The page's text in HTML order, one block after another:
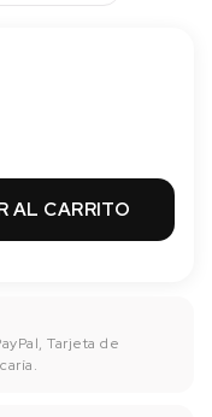
AL CARRITO
Tarjeta de